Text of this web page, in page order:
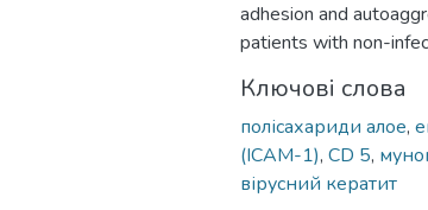
adhesion and
patients with non-
Ключові слова
полісахариди алое,
(ICAM-1), CD 5,
вірусний кератит